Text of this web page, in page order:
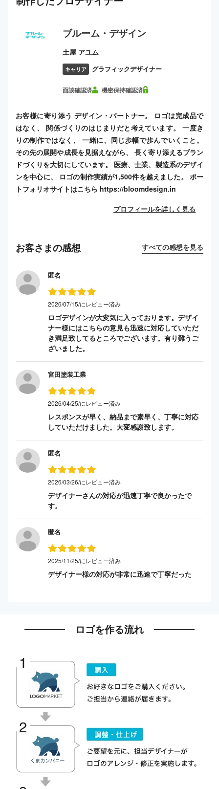
ブルーム・デザイン
土屋 アユム
キャリア グラフィックデザイナー
面談確認済 機密保持確認済
お客様に寄り添う デザイン・パートナー。 ロゴは完成品で
はなく、 関係づくりのはじまりだと考えています。 一度き
りの制作ではなく、 一緒に、同じ歩幅で歩んでいくこと。
その先の展開や成長を見据えながら、 長く寄り添えるブラン
ドづくりを大切にしています。 医療、士業、製造系のデザイ
ンを中心に、 ロゴの制作実績が1,500件を越えました。 ポー
トフォリオサイトはこちら https://bloomdesign.in
プロフィールを詳しく見る
お客さまの感想 すべての感想を見る
匿名
2026/07/15/にレビュー済み
ロゴデザインが大変気に入っております。デザイ
ナー様にはこちらの意見も迅速に対応していただ
き満足致してるところでございます。有り難うご
ざいました。
宮田塗装工業
2026/04/25/にレビュー済み
レスポンスが早く、納品まで素早く、丁寧に対応
していただけました。大変感謝致します。
匿名
2026/03/26/にレビュー済み
デザイナーさんの対応が迅速丁寧で良かったで
す。
匿名
2025/11/25/にレビュー済み
デザイナー様の対応が非常に迅速で丁寧だった
ロゴを作る流れ